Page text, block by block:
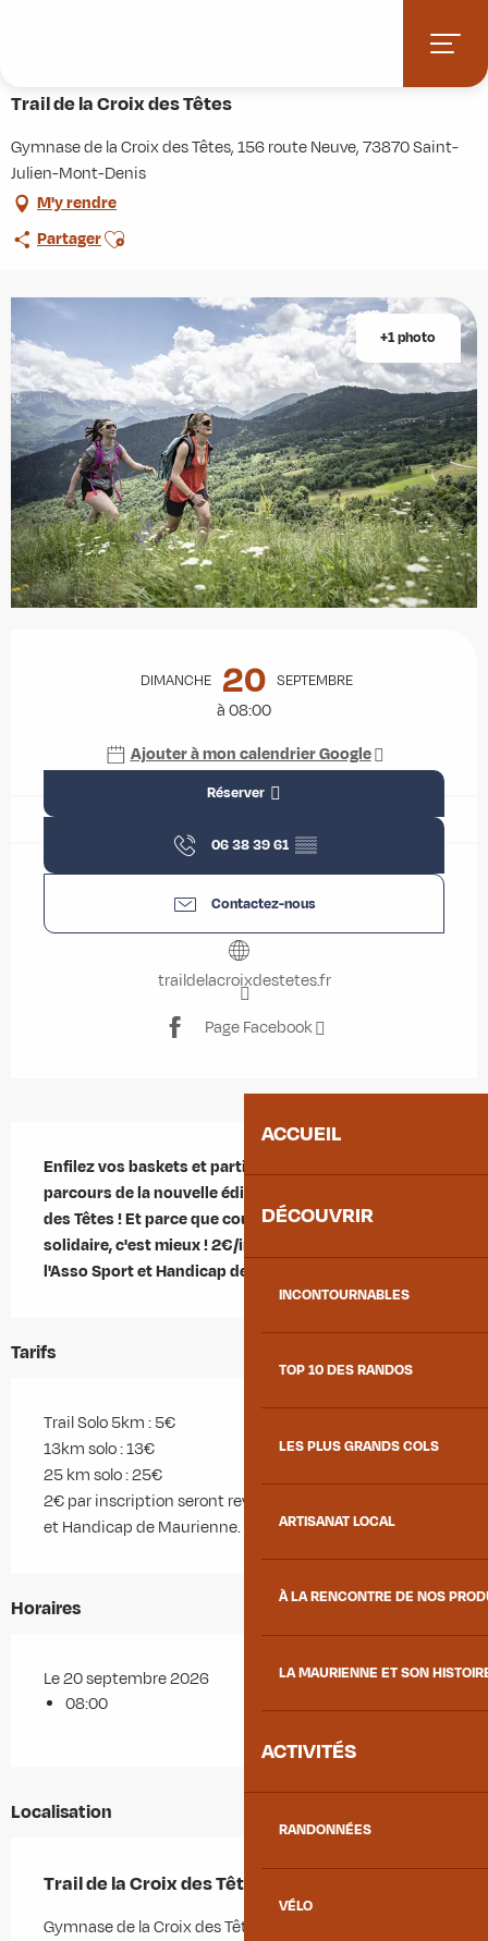
ACCUEIL
DÉCOUVRIR
INCONTOURNABLES
TOP 10 DES RANDOS
LES PLUS GRANDS COLS
ARTISANAT LOCAL
À LA RENCONTRE DE NOS
LA MAURIENNE ET SON
ACTIVITÉS
RANDONNÉES
VÉLO
Trail de la Croix des Têtes
Gymnase de la Croix des Têtes, 156 route Neuve, 73870 Saint-
Julien-Mont-Denis
M'y rendre
PartagerAjouter aux favoris
+1 photo
DIMANCHE 20 SEPTEMBRE
à 08:00
Ajouter à mon calendrier Google
Réserver
06 38 39 61 ▒▒
Contactez-nous
traildelacroixdestetes.fr
Page Facebook
Enfilez vos baskets et participez à l'un des cinq
parcours de la nouvelle édition du Trail de la Croix
des Têtes ! Et parce que courir c'est bien, mais courir
solidaire, c'est mieux ! 2€/inscrit seront reversés à
l'Asso Sport et Handicap de Maurienne.
Tarifs
Trail Solo 5km : 5€
13km solo : 13€
25 km solo : 25€
2€ par inscription seront reversés à l'Association Sport
et Handicap de Maurienne.
Horaires
Le 20 septembre 2026
08:00
Localisation
Trail de la Croix des Têtes
Gymnase de la Croix des Têtes, 156 route Neuve, 73870